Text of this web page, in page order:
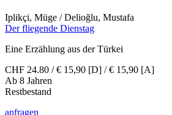
Iplikçi, Müge / Delioğlu, Mustafa
Der fliegende Dienstag
Eine Erzählung aus der Türkei
CHF 24.80 / € 15,90 [D] / € 15,90 [A]
Ab 8 Jahren
Restbestand
anfragen